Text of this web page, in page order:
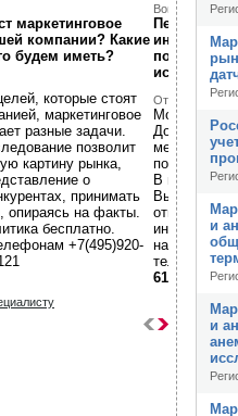
маркетинговое
компании? Какие
будем иметь?
которые стоят
маркетинговое
разные задачи.
позволит
картину рынка,
о
принимать
опираясь на факты.
бесплатно.
+7(495)920-
Вопрос:
Первый раз
интернет...
Ответ:
Можно! Мы
менеджером
подготовят
В нашем
Вы сможете
находится
телефонам
6121
и
и